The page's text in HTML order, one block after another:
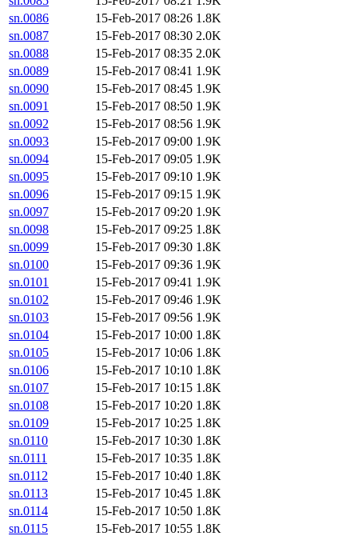
sn.0086
15-Feb-2017 08:26 1.8K
sn.0087
15-Feb-2017 08:30 2.0K
sn.0088
15-Feb-2017 08:35 2.0K
sn.0089
15-Feb-2017 08:41 1.9K
sn.0090
15-Feb-2017 08:45 1.9K
sn.0091
15-Feb-2017 08:50 1.9K
sn.0092
15-Feb-2017 08:56 1.9K
sn.0093
15-Feb-2017 09:00 1.9K
sn.0094
15-Feb-2017 09:05 1.9K
sn.0095
15-Feb-2017 09:10 1.9K
sn.0096
15-Feb-2017 09:15 1.9K
sn.0097
15-Feb-2017 09:20 1.9K
sn.0098
15-Feb-2017 09:25 1.8K
sn.0099
15-Feb-2017 09:30 1.8K
sn.0100
15-Feb-2017 09:36 1.9K
sn.0101
15-Feb-2017 09:41 1.9K
sn.0102
15-Feb-2017 09:46 1.9K
sn.0103
15-Feb-2017 09:56 1.9K
sn.0104
15-Feb-2017 10:00 1.8K
sn.0105
15-Feb-2017 10:06 1.8K
sn.0106
15-Feb-2017 10:10 1.8K
sn.0107
15-Feb-2017 10:15 1.8K
sn.0108
15-Feb-2017 10:20 1.8K
sn.0109
15-Feb-2017 10:25 1.8K
sn.0110
15-Feb-2017 10:30 1.8K
sn.0111
15-Feb-2017 10:35 1.8K
sn.0112
15-Feb-2017 10:40 1.8K
sn.0113
15-Feb-2017 10:45 1.8K
sn.0114
15-Feb-2017 10:50 1.8K
sn.0115
15-Feb-2017 10:55 1.8K